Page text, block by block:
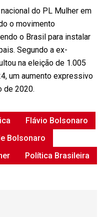
do PL Mulher em
o movimento
o Brasil para instalar
Segundo a ex-
na eleição de 1.005
um aumento expressivo
de 2020.
Flávio Bolsonaro
Bolsonaro
Política Brasileira